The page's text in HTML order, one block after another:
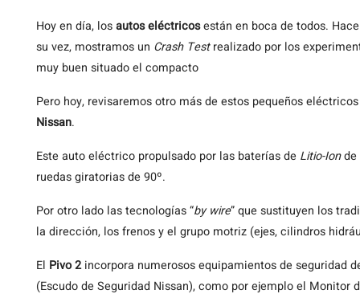
Hoyen día, losautos eléctricosestán en boca de todos.
su vez, mostramos un Crash Testrealizado por los
muy buen situado el compacto
Pero hoy, revisaremos otro más de estos pequeños
Nissan.
Este auto eléctrico propulsado por las baterías de Litio-Ionde
ruedas giratorias de 90º.
Por otro lado las tecnologías “by wire” que sustituyen los
la dirección, los frenos y el grupo motriz (ejes, cilindros
El Pivo 2incorpora numerosos equipamientos de seguridad
(Escudo de Seguridad Nissan), como por ejemplo el